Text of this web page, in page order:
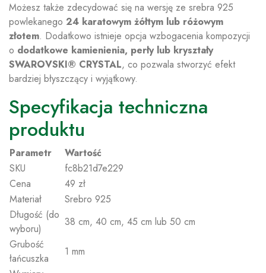
Możesz także zdecydować się na wersję ze srebra 925
powlekanego 24 karatowym żółtym lub różowym
złotem. Dodatkowo istnieje opcja wzbogacenia kompozycji
o dodatkowe kamienienia, perły lub kryształy
SWAROVSKI® CRYSTAL, co pozwala stworzyć efekt
bardziej błyszczący i wyjątkowy.
Specyfikacja techniczna
produktu
Parametr
Wartość
SKU
fc8b21d7e229
Cena
49 zł
Materiał
Srebro 925
Długość (do
wyboru)
38 cm, 40 cm, 45 cm lub 50 cm
Grubość
łańcuszka
1 mm